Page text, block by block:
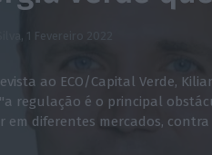
1 Fevereiro 2022
ao ECO/Capital Verde,
regulação é o principal
em diferentes mercados, contra